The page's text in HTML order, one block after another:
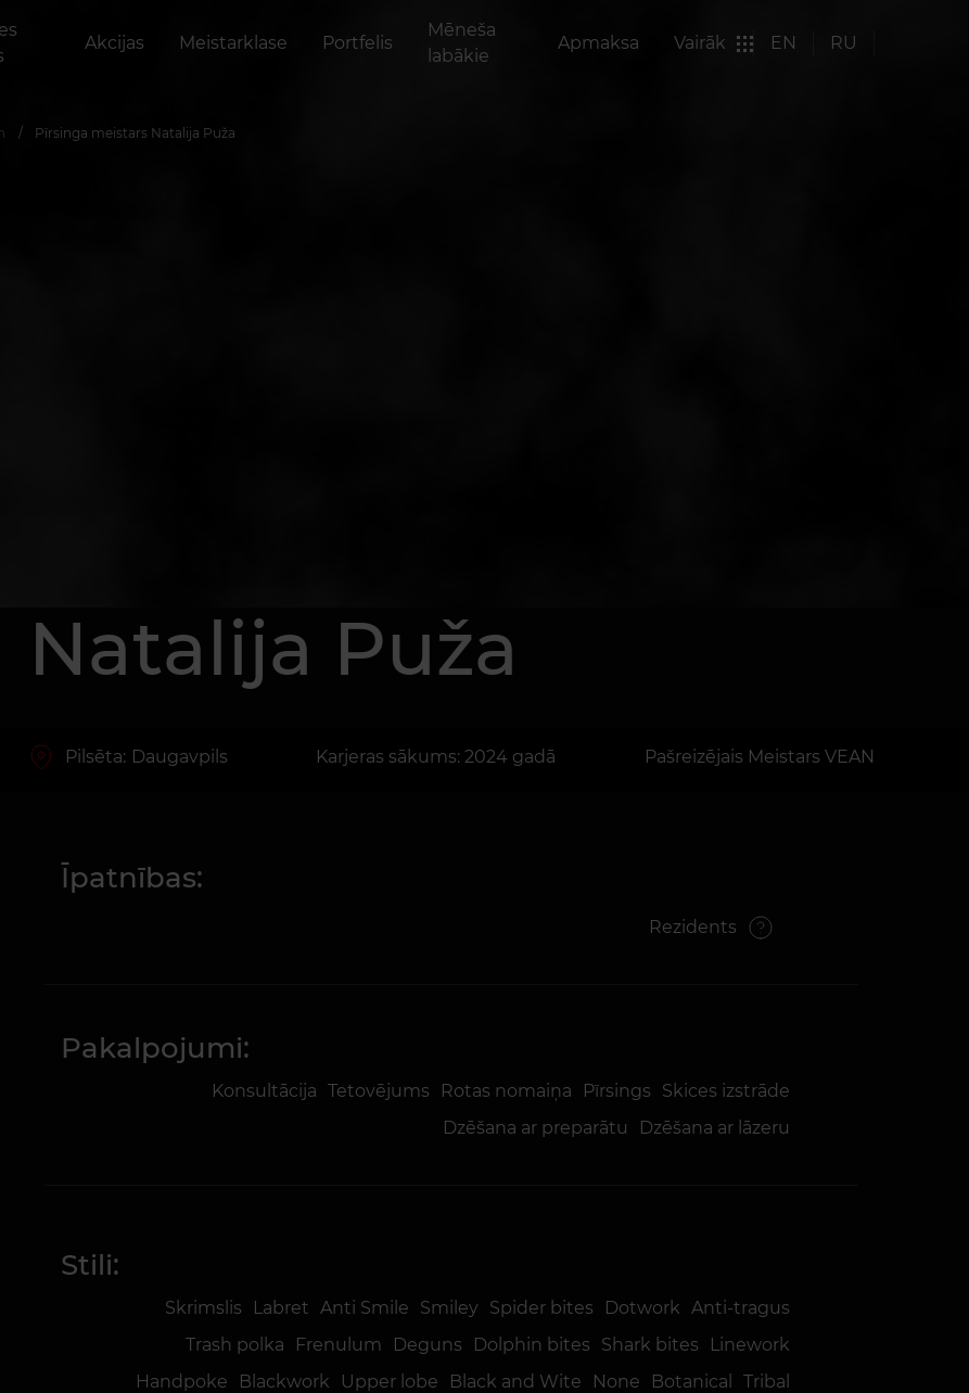
Akcijas Meistarklase Portfelis
Mēneša
labākie
Apmaksa Vairāk EN RU
Pīrsinga meistars Natalija Puža
Natalija Puža
Pilsēta: Daugavpils Karjeras sākums: 2024 gadā Pašreizējais Meistars VEAN
Īpatnības:
Rezidents
Pakalpojumi:
Konsultācija Tetovējums Rotas nomaiņa Pīrsings
Skices izstrāde
Dzēšana ar preparātu
Dzēšana ar lāzeru
Stili:
Skrimslis Labret Anti Smile Smiley Spider bites Dotwork
Anti-tragus
Trash polka
Frenulum Deguns Dolphin bites Shark bites
Linework
Handpoke
Blackwork Upper lobe Black and Wite None Botanical
Tribal